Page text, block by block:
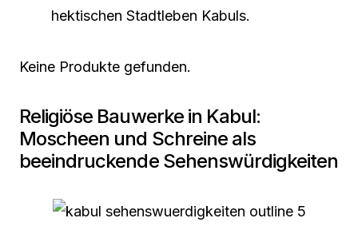
hektischen Stadtleben Kabuls.
Keine Produkte gefunden.
Religiöse Bauwerke in Kabul:
Moscheen und Schreine als
beeindruckende Sehenswürdigkeiten